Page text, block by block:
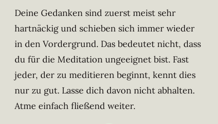
Deine Gedanken sind zuerst meist sehr
hartnäckig und schieben sich immer wieder
in den Vordergrund. Das bedeutet nicht, dass
du für die Meditation ungeeignet bist. Fast
jeder, der zu meditieren beginnt, kennt dies
nur zu gut. Lasse dich davon nicht abhalten.
Atme einfach fließend weiter.